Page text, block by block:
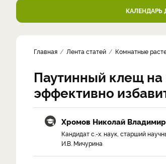
КАЛЕНДАРЬ
Главная Лента статей Комнатные
Паутинный клещ на
эффективно
Хромов Николай
Кандидат с.-х. наук, старший
И.В. Мичурина